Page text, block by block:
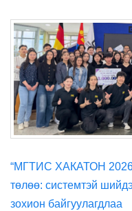
“МГТИС ХАКАТОН 2026
төлөө: системтэй
зохион байгуулагдлаа